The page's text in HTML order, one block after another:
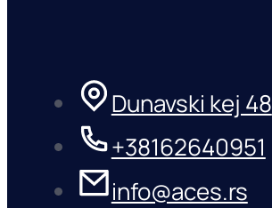
Dunavski kej 48
+38162640951
info@aces.rs